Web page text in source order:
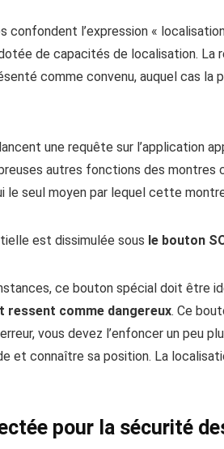
confondent l’expression «
de capacités de localisation.
comme convenu, auquel cas
une requête sur l’application
autres fonctions des
le seul moyen par lequel cette
est dissimulée sous le bouton
ce bouton spécial doit être
ressent comme dangereux. Ce
vous devez l’enfoncer un peu
et connaître sa position. La
pour la sécurité